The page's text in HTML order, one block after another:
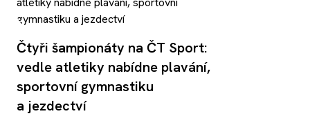
Čtyři šampionáty na ČT Sport:
vedle atletiky nabídne plavání,
sportovní gymnastiku
a jezdectví